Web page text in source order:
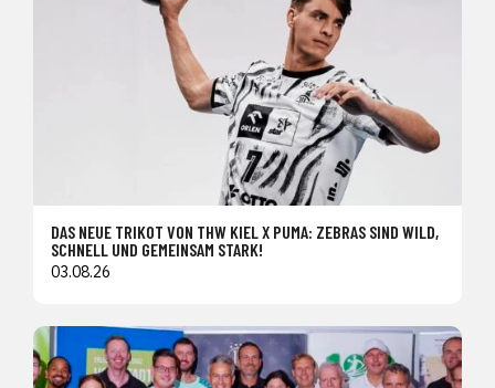
DAS NEUE TRIKOT VON THW KIEL X PUMA: ZEBRAS SIND WILD,
SCHNELL UND GEMEINSAM STARK!
03.08.26